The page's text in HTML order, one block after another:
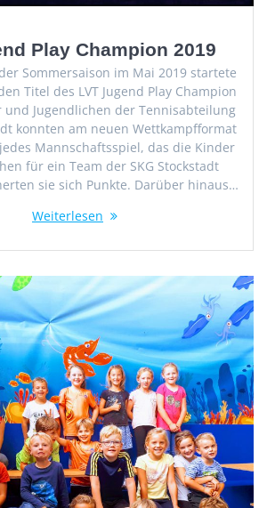
Play Champion 2019
Sommersaison im Mai 2019 startete
Titel des LVT Jugend Play Champion
und Jugendlichen der Tennisabteilung
konnten am neuen Wettkampfformat
Mannschaftsspiel, das die Kinder
für ein Team der SKG Stockstadt
sie sich Punkte. Darüber hinaus…
Weiterlesen